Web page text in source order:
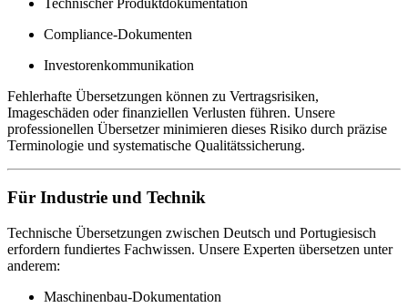
Technischer Produktdokumentation
Compliance-Dokumenten
Investorenkommunikation
Fehlerhafte Übersetzungen können zu Vertragsrisiken,
Imageschäden oder finanziellen Verlusten führen. Unsere
professionellen Übersetzer minimieren dieses Risiko durch präzise
Terminologie und systematische Qualitätssicherung.
Für Industrie und Technik
Technische Übersetzungen zwischen Deutsch und Portugiesisch
erfordern fundiertes Fachwissen. Unsere Experten übersetzen unter
anderem:
Maschinenbau-Dokumentation